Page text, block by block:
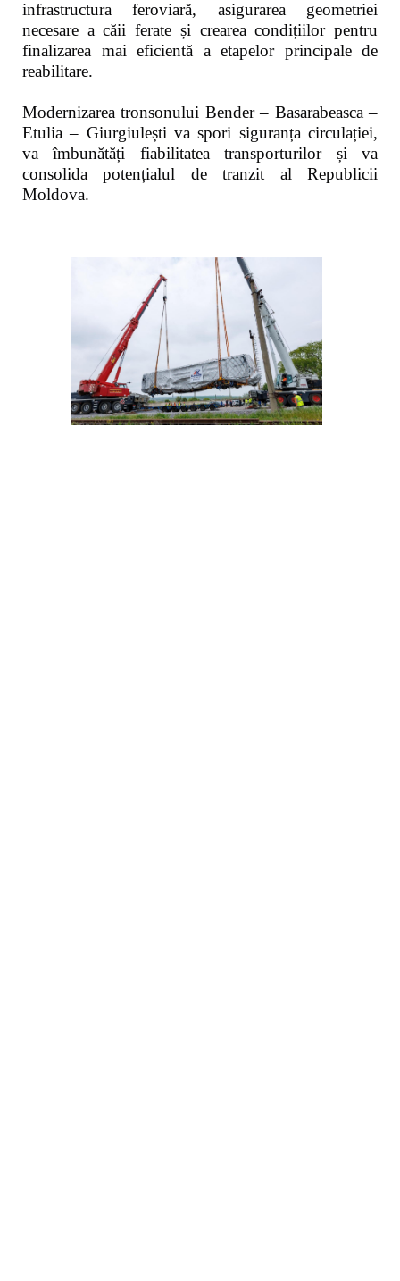
infrastructura feroviară, asigurarea geometriei
necesare a căii ferate și crearea condițiilor pentru
finalizarea mai eficientă a etapelor principale de
reabilitare.
Modernizarea tronsonului Bender – Basarabeasca –
Etulia – Giurgiulești va spori siguranța circulației,
va îmbunătăți fiabilitatea transporturilor și va
consolida potențialul de tranzit al Republicii
Moldova.